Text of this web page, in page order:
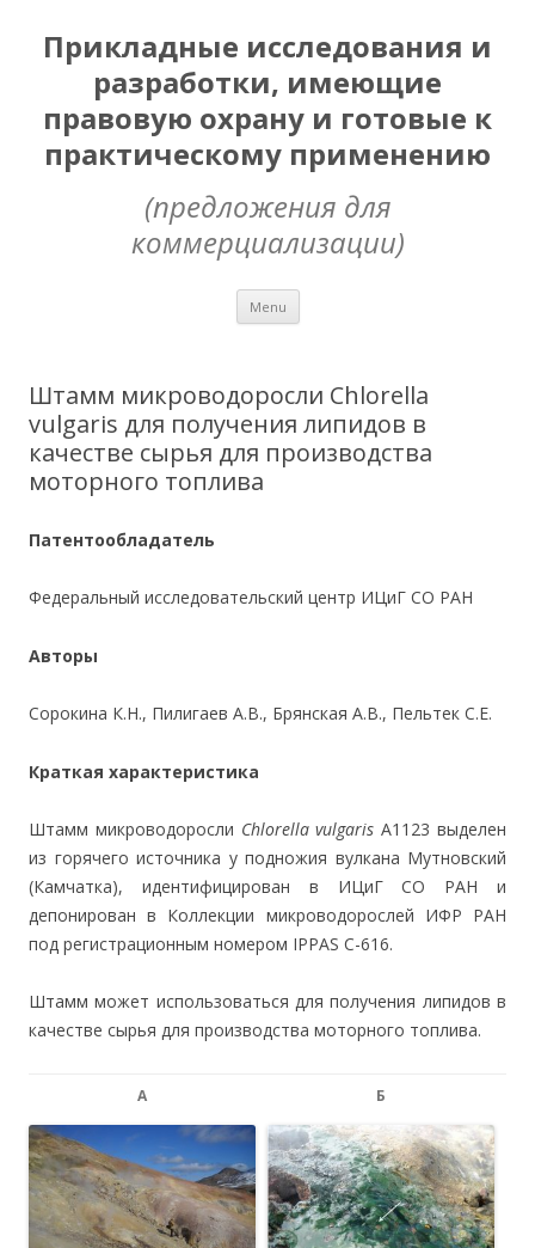
Прикладные исследования и
разработки, имеющие
правовую охрану и готовые к
практическому применению
(предложения для
коммерциализации)
Menu Skip
content
Штамм микроводоросли Chlorella
vulgaris для получения липидов в
качестве сырья для производства
моторного топлива
Патентообладатель
Федеральный исследовательский центр ИЦиГ СО РАН
Авторы
Сорокина К.Н., Пилигаев А.В., Брянская А.В., Пельтек С.Е.
Краткая характеристика
Штамм микроводоросли Chlorella vulgaris А1123 выделен
из горячего источника у подножия вулкана Мутновский
(Камчатка), идентифицирован в ИЦиГ СО РАН и
депонирован в Коллекции микроводорослей ИФР РАН
под регистрационным номером IPPAS С-616.
Штамм может использоваться для получения липидов в
качестве сырья для производства моторного топлива.
А Б